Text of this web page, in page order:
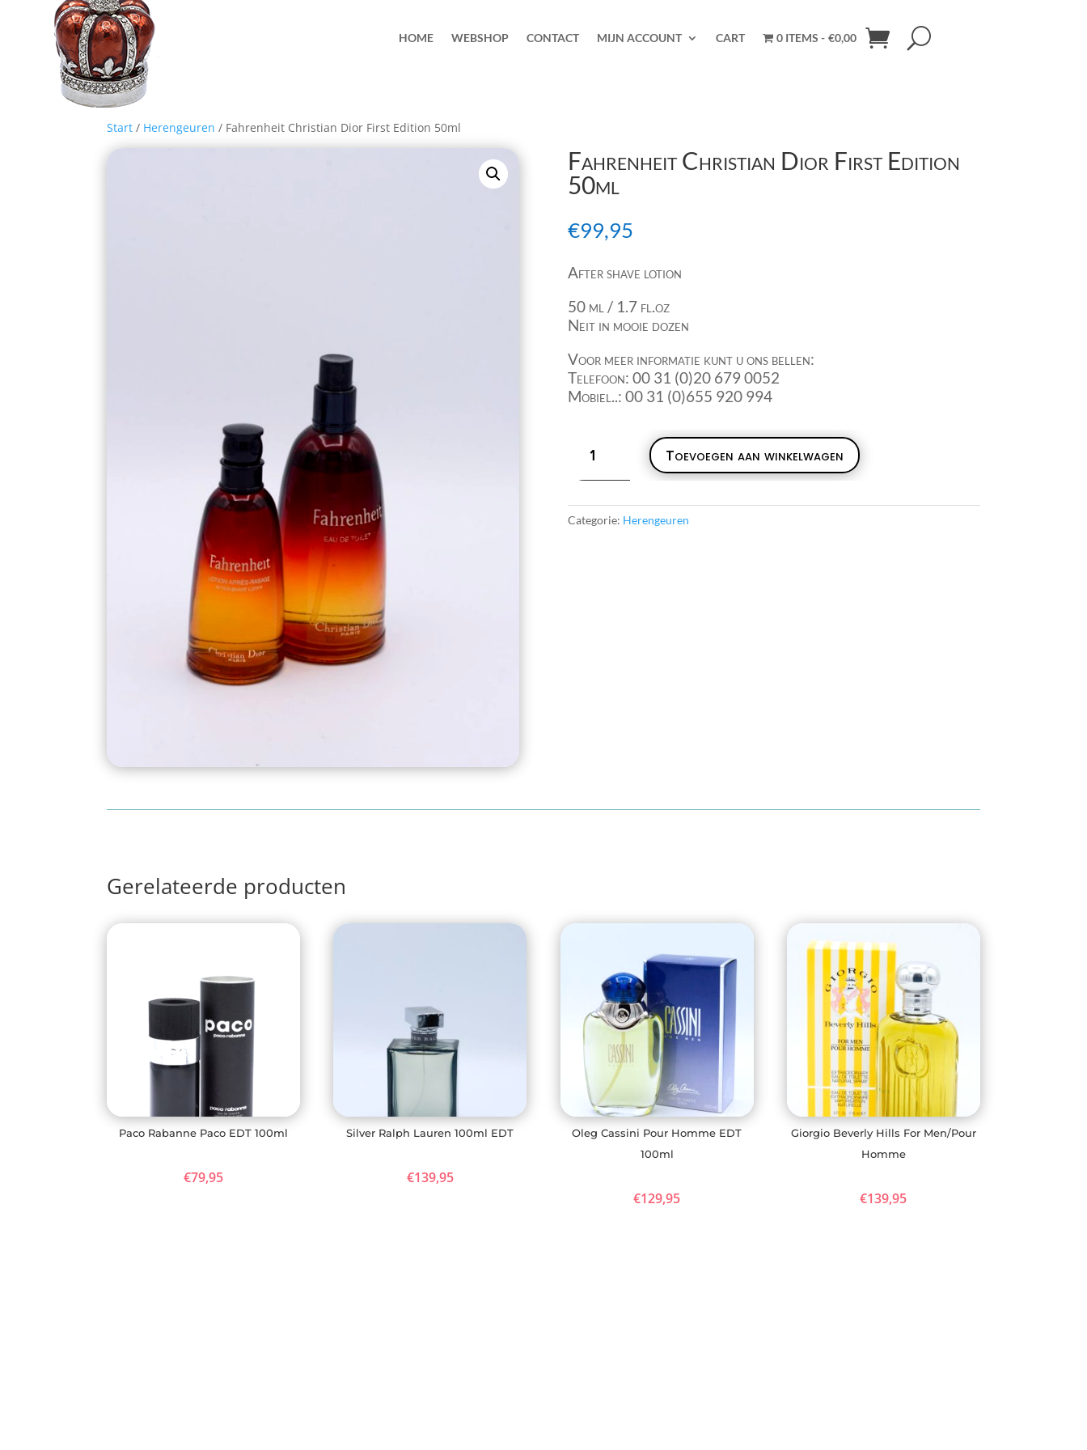
HOME WEBSHOP CONTACT MIJN ACCOUNT CART 0 ITEMS €0,00
Start / Herengeuren / Fahrenheit Christian Dior First Edition 50ml
Fahrenheit Christian Dior First Edition
50ml
€99,95
After shave lotion
50 ml / 1.7 fl.oz
Neit in mooie dozen
Voor meer informatie kunt u ons bellen:
Telefoon: 00 31 (0)20 679 0052
Mobiel..: 00 31 (0)655 920 994
Christian
Toevoegen aan winkelwagen
Categorie: Herengeuren
Gerelateerde producten
Paco Rabanne Paco EDT 100ml
€79,95
Silver Ralph Lauren 100ml EDT
€139,95
Oleg Cassini Pour Homme EDT
100ml
€129,95
Giorgio Beverly Hills For Men/Pour
Homme
€139,95